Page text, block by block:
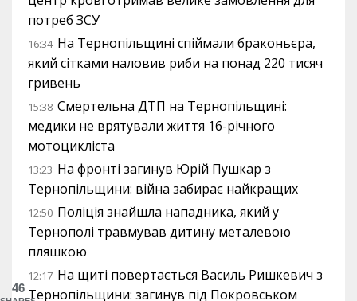
потреб ЗСУ
16:34 На Тернопільщині спіймали браконьєра,
який сітками наловив риби на понад 220 тисяч
гривень
15:38 Смертельна ДТП на Тернопільщині:
медики не врятували життя 16-річного
мотоцикліста
13:23 На фронті загинув Юрій Пушкар з
Тернопільщини: війна забирає найкращих
12:50 Поліція знайшла нападника, який у
Тернополі травмував дитину металевою
пляшкою
12:17 На щиті повертається Василь Ришкевич з
Тернопільщини: загинув під Покровськом
46